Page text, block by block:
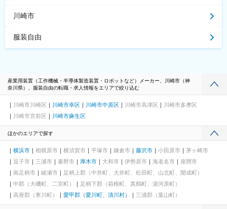
川崎市
服装自由
産業用装置（工作機械・半導体製造装置・ロボットなど）メーカー、川崎市（神
奈川県）、服装自由の転職・求人情報をエリアで絞り込む
川崎市川崎区 川崎市幸区 川崎市中原区 川崎市高津区
川崎市多摩区
川崎市宮前区
川崎市麻生区
ほかのエリアで探す
横浜市 相模原市 横須賀市 平塚市 鎌倉市 藤沢市 小田原市
茅ヶ崎市
逗子市
三浦市 秦野市 厚木市 大和市 伊勢原市 海老名市
座間市
南足柄市
綾瀬市
足柄上郡（中井町、大井町、松田町、山北町、開成町）
中郡（大磯町、二宮町）
足柄下郡（箱根町、真鶴町、湯河原町）
高座郡（寒川町）
愛甲郡（愛川町、清川村） 三浦郡（葉山町）